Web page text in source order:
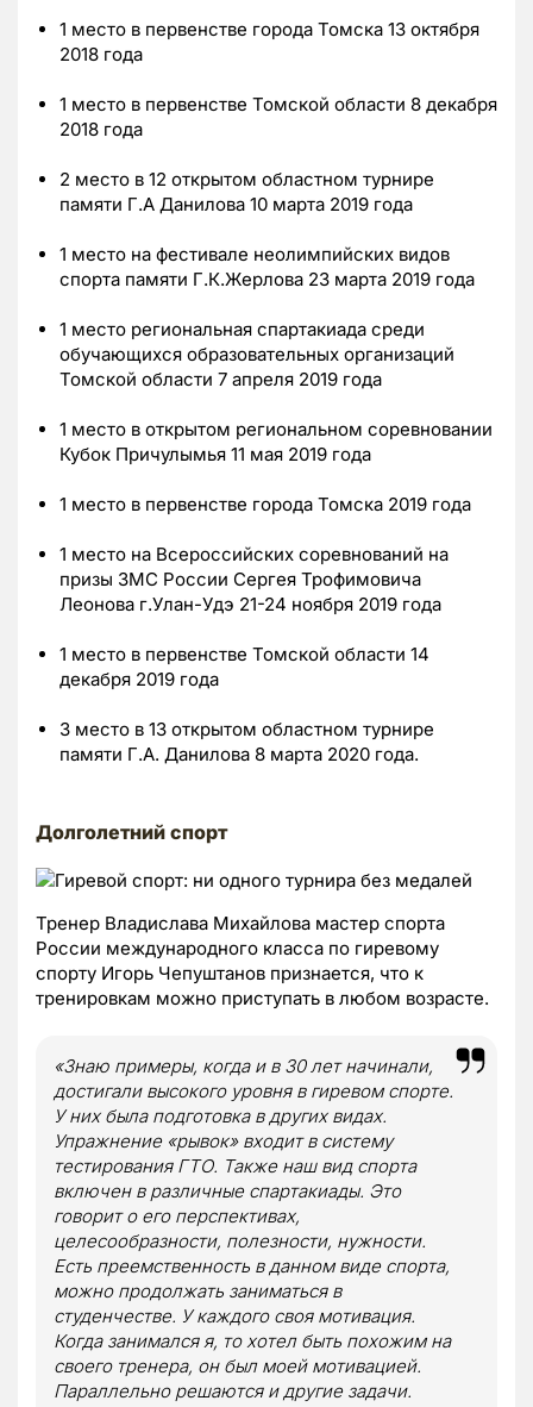
1 место в первенстве города Томска 13 октября
2018 года
1 место в первенстве Томской области 8 декабря
2018 года
2 место в 12 открытом областном турнире
памяти Г.А Данилова 10 марта 2019 года
1 место на фестивале неолимпийских видов
спорта памяти Г.К.Жерлова 23 марта 2019 года
1 место региональная спартакиада среди
обучающихся образовательных организаций
Томской области 7 апреля 2019 года
1 место в открытом региональном соревновании
Кубок Причулымья 11 мая 2019 года
1 место в первенстве города Томска 2019 года
1 место на Всероссийских соревнований на
призы ЗМС России Сергея Трофимовича
Леонова г.Улан-Удэ 21-24 ноября 2019 года
1 место в первенстве Томской области 14
декабря 2019 года
3 место в 13 открытом областном турнире
памяти Г.А. Данилова 8 марта 2020 года.
Долголетний спорт
Тренер Владислава Михайлова мастер спорта
России международного класса по гиревому
спорту Игорь Чепуштанов признается, что к
тренировкам можно приступать в любом возрасте.
«Знаю примеры, когда и в 30 лет начинали,
достигали высокого уровня в гиревом спорте.
У них была подготовка в других видах.
Упражнение «рывок» входит в систему
тестирования ГТО. Также наш вид спорта
включен в различные спартакиады. Это
говорит о его перспективах,
целесообразности, полезности, нужности.
Есть преемственность в данном виде спорта,
можно продолжать заниматься в
студенчестве. У каждого своя мотивация.
Когда занимался я, то хотел быть похожим на
своего тренера, он был моей мотивацией.
Параллельно решаются и другие задачи.